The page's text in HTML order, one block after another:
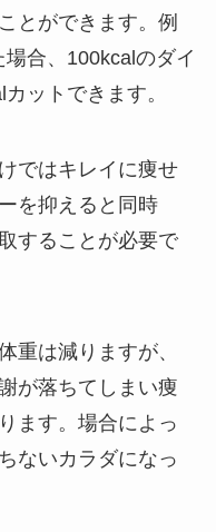
とができます。例
合、100kcalのダイ
ットできます。
ではキレイに痩せ
を抑えると同時
することが必要で
重は減りますが、
が落ちてしまい痩
ます。場合によっ
ないカラダになっ